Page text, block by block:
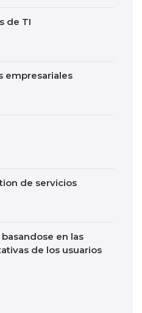
de TI
empresariales
de servicios
en las
de los usuarios